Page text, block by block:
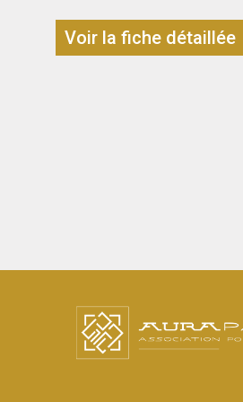
Voir la fiche détaillée